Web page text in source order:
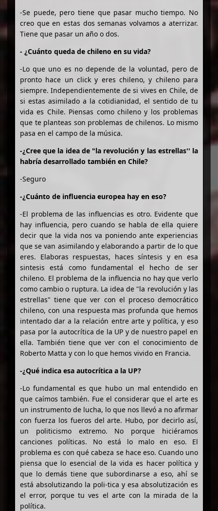
-Se puede, pero tiene que pasar mucho tiempo. No
creo que en estas dos semanas volvamos a aterrizar.
Tiene que pasar un año o dos.
- ¿Cuánto queda de chileno en su vida?
-Lo que uno es no depende de la voluntad, pero de
pronto hace un click y eres chileno, y chileno para
siempre. Independientemente de si vives en Chile, de
si estas asimilado a la cotidianidad, el sentido de tu
vida es Chile. Piensas como chileno y los problemas
que te planteas son problemas de chilenos. Lo mismo
pasa en el campo de la música.
-¿Cree que la idea de "la revolución y las estrellas'' la
habría desarrollado también en Chile?
-Seguro
-¿Cuánto de influencia europea hay en eso?
-El problema de las influencias es otro. Evidente que
hay influencia, pero cuando se habla de ella quiere
decir que la vida nos va poniendo ante experiencias
que se van asimilando y elaborando a partir de lo que
eres. Elaboras respuestas, haces síntesis y en esa
sintesis está como fundamental el hecho de ser
chileno. El problema de la influencia no hay que verlo
como cambio o ruptura. La idea de "la revolución y las
estrellas" tiene que ver con el proceso democrático
chileno, con una respuesta mas profunda que hemos
intentado dar a la relación entre arte y política, y eso
pasa por la autocrítica de la UP y de nuestro papel en
ella. También tiene que ver con el conocimiento de
Roberto Matta y con lo que hemos vivido en Francia.
-¿Qué indica esa autocrítica a la UP?
-Lo fundamental es que hubo un mal entendido en
que caímos también. Fue el considerar que el arte es
un instrumento de lucha, lo que nos llevó a no afirmar
con fuerza los fueros del arte. Hubo, por decirlo así,
un politicismo extremo. No porque hiciéramos
canciones políticas. No está lo malo en eso. El
problema es con qué cabeza se hace eso. Cuando uno
piensa que lo esencial de la vida es hacer política y
que lo demás tiene que subordinarse a eso, ahí se
está absolutizando la poli-tica y esa absolutización es
el error, porque tu ves el arte con la mirada de la
política.